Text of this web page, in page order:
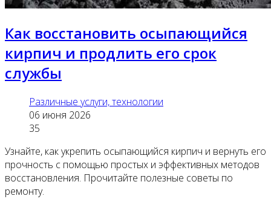
Как восстановить осыпающийся
кирпич и продлить его срок
службы
Различные услуги, технологии
06 июня 2026
35
Узнайте, как укрепить осыпающийся кирпич и вернуть его
прочность с помощью простых и эффективных методов
восстановления. Прочитайте полезные советы по
ремонту.